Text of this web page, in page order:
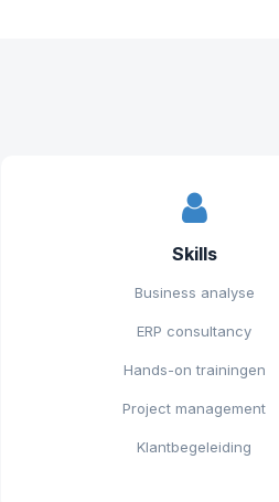
Skills
Business analyse
ERP consultancy
Hands-on trainingen
Project management
Klantbegeleiding